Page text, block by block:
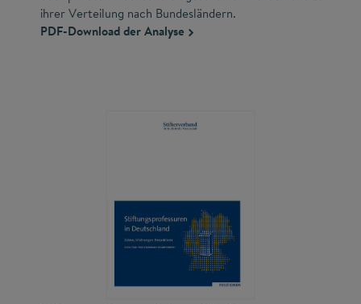
ihrer Verteilung nach Bundesländern.
PDF-Download der Analyse